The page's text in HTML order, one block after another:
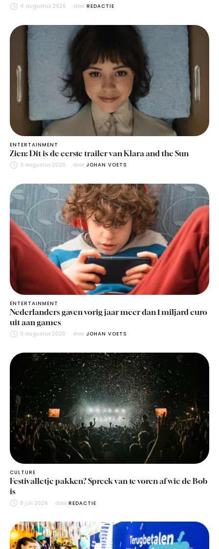
4 augustus 2026 door REDACTIE
ENTERTAINMENT
Zien: Dit is de eerste trailer van Klara and the Sun
3 augustus 2026 door JOHAN VOETS
ENTERTAINMENT
Nederlanders gaven vorig jaar meer dan 1 miljard euro
uit aan games
3 augustus 2026 door JOHAN VOETS
CULTURE
Festivalletje pakken? Spreek van te voren af wie de Bob
is
8 juli 2026 door REDACTIE